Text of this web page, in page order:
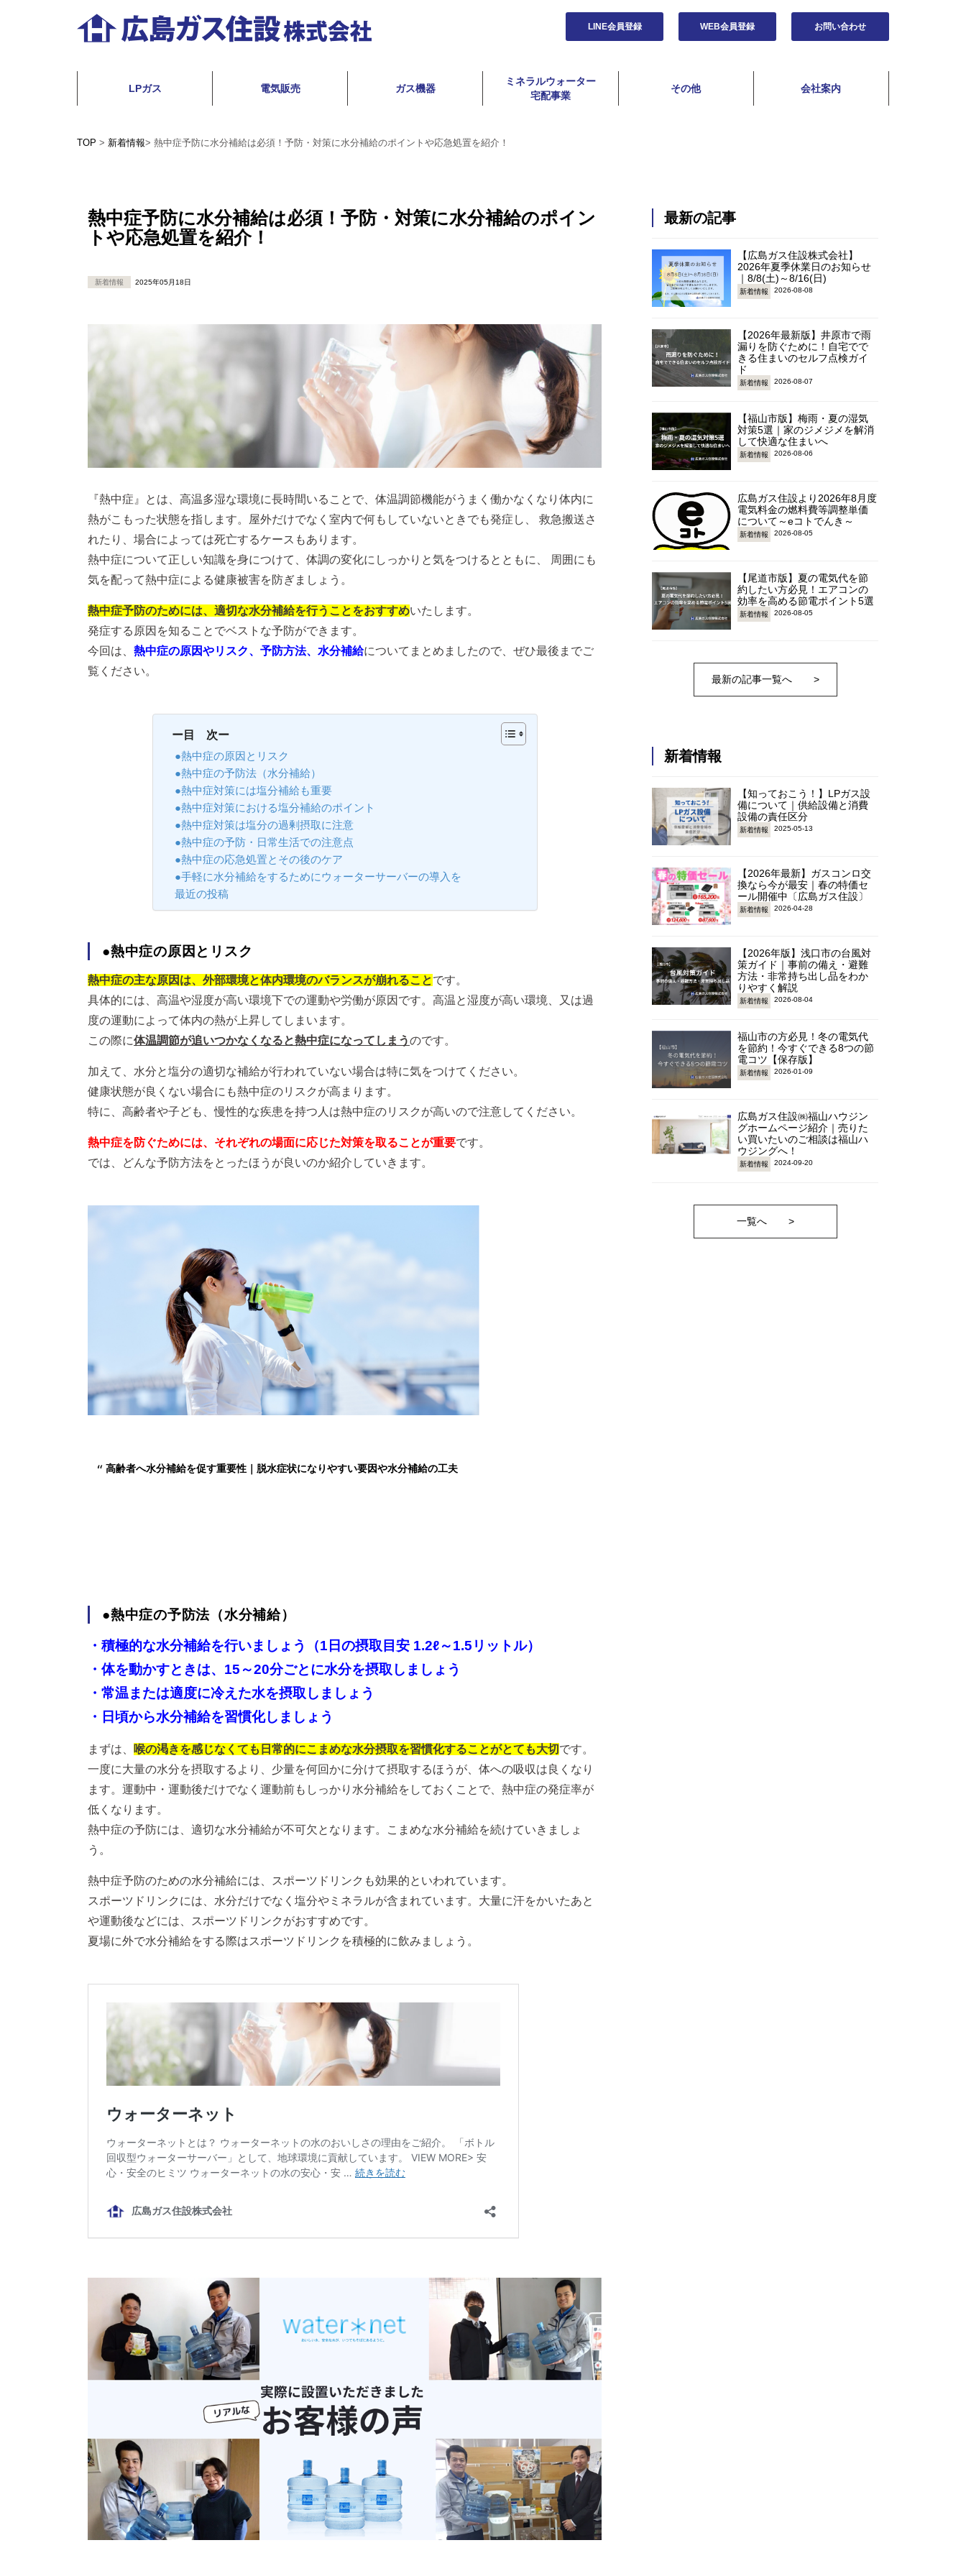
ス
株
社
LINE会員登録 WEB会員登録 お問い合わせ
LPガス 電気販売 ガス機器
ミネラルウォーター
宅配事業
その他 会社案内
TOP > 新着情報> 熱中症予防に水分補給は必須！予防・対策に水分補給のポイントや応急処置を紹介！
熱中症予防に水分補給は必須！予防・対策に水分補給のポイン
トや応急処置を紹介！
新着情報 2025年05月18日
『熱中症』とは、高温多湿な環境に長時間いることで、体温調節機能がうまく働かなくなり体内に
熱がこもった状態を指します。屋外だけでなく室内で何もしていないときでも発症し、 救急搬送さ
れたり、場合によっては死亡するケースもあります。
熱中症について正しい知識を身につけて、体調の変化にしっかりと気をつけるとともに、 周囲にも
気を配って熱中症による健康被害を防ぎましょう。
熱中症予防のためには、適切な水分補給を行うことをおすすめいたします。
発症する原因を知ることでベストな予防ができます。
今回は、 熱中症の原因やリスク、予防方法、水分補給についてまとめましたので、ぜひ最後までご
覧ください。
ー目 次ー
●熱中症の原因とリスク
●熱中症の予防法（水分補給）
●熱中症対策には塩分補給も重要
●熱中症対策における塩分補給のポイント
●熱中症対策は塩分の過剰摂取に注意
●熱中症の予防・日常生活での注意点
●熱中症の応急処置とその後のケア
●手軽に水分補給をするためにウォーターサーバーの導入を
最近の投稿
●熱中症の原因とリスク
熱中症の主な原因は、外部環境と体内環境のバランスが崩れることです。
具体的には、高温や湿度が高い環境下での運動や労働が原因です。高温と湿度が高い環境、又は過
度の運動によって体内の熱が上昇してしまいます。
この際に体温調節が追いつかなくなると熱中症になってしまうのです。
加えて、水分と塩分の適切な補給が行われていない場合は特に気をつけてください。
健康状態が良くない場合にも熱中症のリスクが高まります。
特に、高齢者や子ども、慢性的な疾患を持つ人は熱中症のリスクが高いので注意してください。
熱中症を防ぐためには、それぞれの場面に応じた対策を取ることが重要です。
では、どんな予防方法をとったほうが良いのか紹介していきます。
高齢者へ水分補給を促す重要性｜脱水症状になりやすい要因や水分補給の工夫
●熱中症の予防法（水分補給）
・積極的な水分補給を行いましょう（1日の摂取目安 1.2ℓ～1.5リットル）
・体を動かすときは、15～20分ごとに水分を摂取しましょう
・常温または適度に冷えた水を摂取しましょう
・日頃から水分補給を習慣化しましょう
まずは、 喉の渇きを感じなくても日常的にこまめな水分摂取を習慣化することがとても大切 です。
一度に大量の水分を摂取するより、少量を何回かに分けて摂取するほうが、体への吸収は良くなり
ます。運動中・運動後だけでなく運動前もしっかり水分補給をしておくことで、熱中症の発症率が
低くなります。
熱中症の予防には、適切な水分補給が不可欠となります。こまめな水分補給を続けていきましょ
う。
熱中症予防のための水分補給には、スポーツドリンクも効果的といわれています。
スポーツドリンクには、水分だけでなく塩分やミネラルが含まれています。大量に汗をかいたあと
や運動後などには、スポーツドリンクがおすすめです。
夏場に外で水分補給をする際はスポーツドリンクを積極的に飲みましょう。
最新の記事
【広島ガス住設株式会社】
2026年夏季休業日のお知らせ
｜8/8(土)～8/16(日)
新着情報 2026-08-08
【2026年最新版】井原市で雨
漏りを防ぐために！自宅でで
きる住まいのセルフ点検ガイ
ド
新着情報 2026-08-07
【福山市版】梅雨・夏の湿気
対策5選｜家のジメジメを解消
して快適な住まいへ
新着情報 2026-08-06
広島ガス住設より2026年8月度
電気料金の燃料費等調整単価
について～eコトでんき～
新着情報 2026-08-05
【尾道市版】夏の電気代を節
約したい方必見！エアコンの
効率を高める節電ポイント5選
新着情報 2026-08-05
最新の記事一覧へ >
新着情報
【知っておこう！】LPガス設
備について｜供給設備と消費
設備の責任区分
新着情報 2025-05-13
【2026年最新】ガスコンロ交
換なら今が最安｜春の特価セ
ール開催中〔広島ガス住設〕
新着情報 2026-04-28
【2026年版】浅口市の台風対
策ガイド｜事前の備え・避難
方法・非常持ち出し品をわか
りやすく解説
新着情報 2026-08-04
福山市の方必見！冬の電気代
を節約！今すぐできる8つの節
電コツ【保存版】
新着情報 2026-01-09
広島ガス住設㈱福山ハウジン
グホームページ紹介｜売りた
い買いたいのご相談は福山ハ
ウジングへ！
新着情報 2024-09-20
一覧へ >